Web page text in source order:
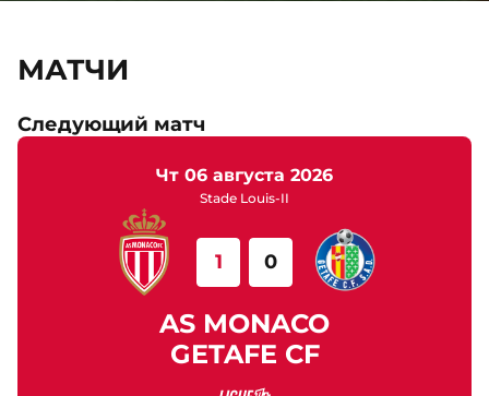
МАТЧИ
Следующий матч
чт 06 августа 2026
Stade Louis-II
AS MONACO
1
GETAFE CF
0